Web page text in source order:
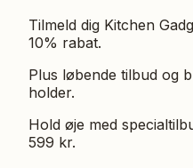
Tilmeld dig Kitchen
10% rabat.
Plus løbende tilbud og
holder.
Hold øje med
599 kr.